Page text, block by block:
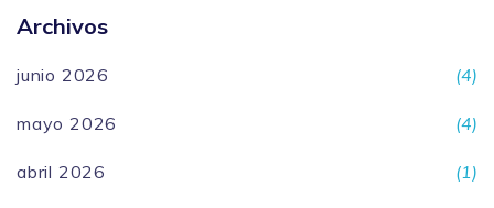
Archivos
junio 2026 (4)
mayo 2026 (4)
abril 2026 (1)